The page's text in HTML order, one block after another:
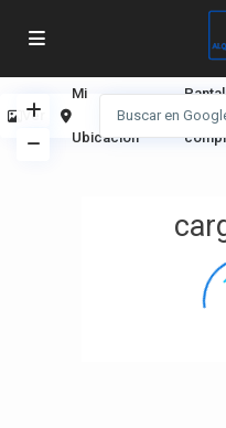
Ver
Mi
Ubicación